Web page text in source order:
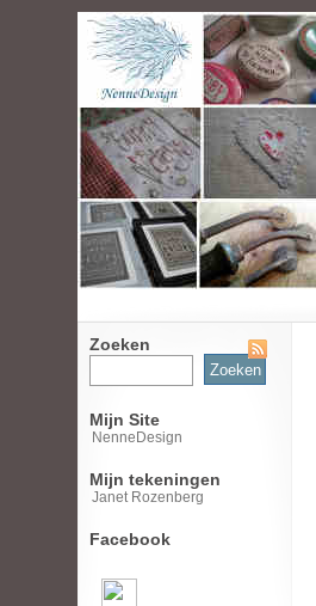
Zoeken
Zoeken
naar:
Mijn Site
NenneDesign
Mijn tekeningen
Janet Rozenberg
Facebook